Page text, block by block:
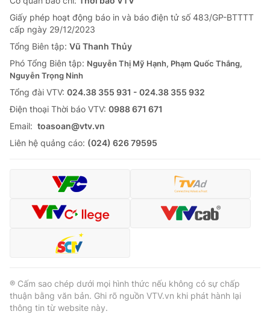
Giấy phép hoạt động báo in và báo điện tử số 483/GP-BTTTT
cấp ngày 29/12/2023
Tổng Biên tập: Vũ Thanh Thủy
Phó Tổng Biên tập: Nguyễn Thị Mỹ Hạnh, Phạm Quốc Thắng,
Nguyễn Trọng Ninh
Tổng đài VTV: 024.38 355 931 - 024.38 355 932
Ðiện thoại Thời báo VTV: 0988 671 671
Email: toasoan@vtv.vn
Liên hệ quảng cáo: (024) 626 79595
® Cấm sao chép dưới mọi hình thức nếu không có sự chấp
thuận bằng văn bản. Ghi rõ nguồn VTV.vn khi phát hành lại
thông tin từ website này.